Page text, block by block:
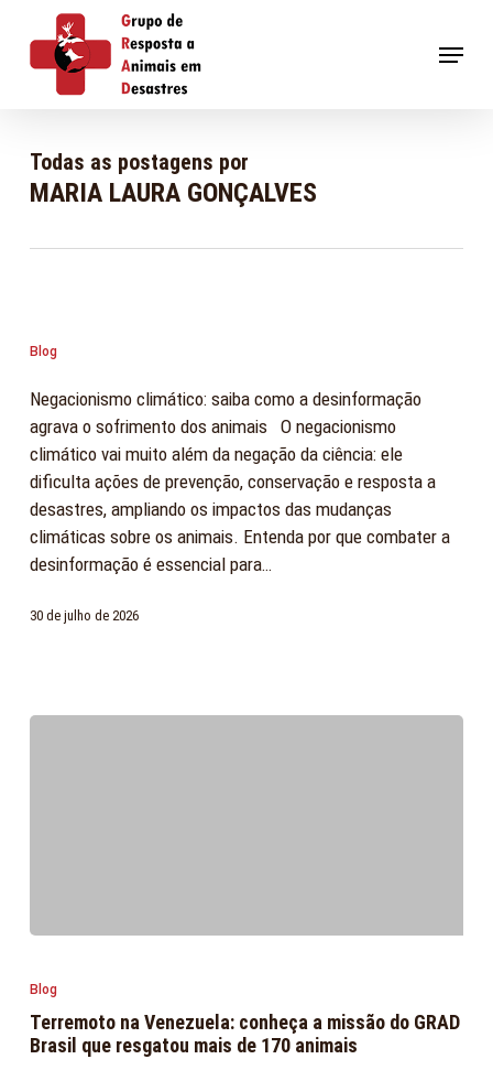
main
Menu
Todas as postagens por
MARIA LAURA GONÇALVES
Blog
Negacionismo climático: saiba como a desinformação
agrava o sofrimento dos animais O negacionismo
climático vai muito além da negação da ciência: ele
dificulta ações de prevenção, conservação e resposta a
desastres, ampliando os impactos das mudanças
climáticas sobre os animais. Entenda por que combater a
desinformação é essencial para…
30 de julho de 2026
Venezuela:
conheça
a
Blog
Terremoto na Venezuela: conheça a missão do GRAD
Brasil que resgatou mais de 170 animais